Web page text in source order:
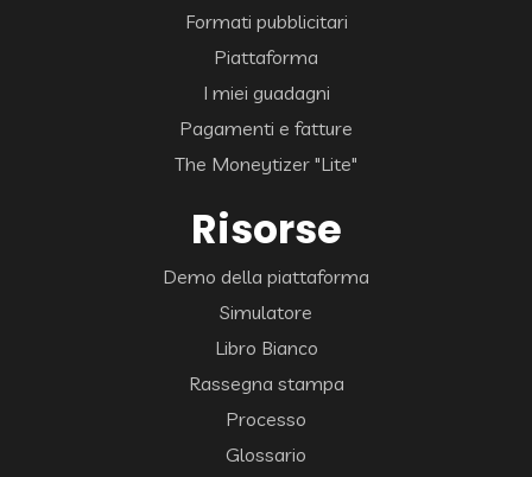
Formati pubblicitari
Piattaforma
I miei guadagni
Pagamenti e fatture
The Moneytizer "Lite"
Risorse
Demo della piattaforma
Simulatore
Libro Bianco
Rassegna stampa
Processo
Glossario